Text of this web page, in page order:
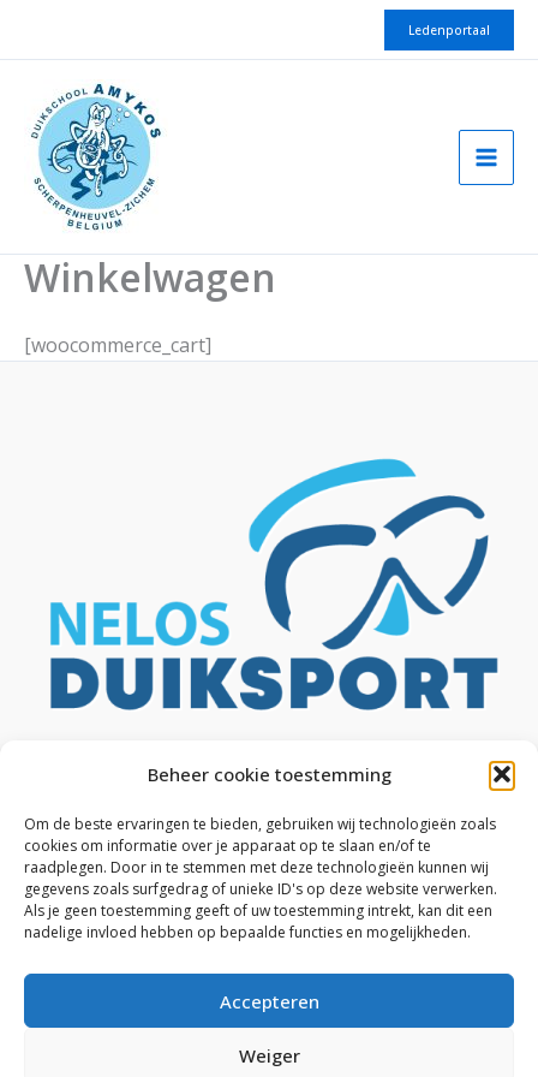
Beheer cookie toestemming
Om de beste ervaringen te bieden, gebruiken wij technologieën zoals
cookies om informatie over je apparaat op te slaan en/of te
raadplegen. Door in te stemmen met deze technologieën kunnen wij
gegevens zoals surfgedrag of unieke ID's op deze website verwerken.
Als je geen toestemming geeft of uw toestemming intrekt, kan dit een
nadelige invloed hebben op bepaalde functies en mogelijkheden.
Accepteren
Weiger
inhoud
Ledenportaal
Winkelwagen
[woocommerce_cart]